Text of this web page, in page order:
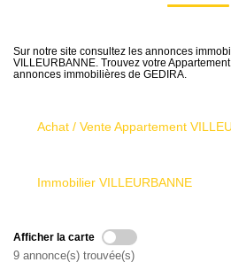
Syndic De
NOTRE
Sur notre site consultez les annonces
VILLEURBANNE. Trouvez votre
annonces immobilières de GEDIRA.
Achat / Vente Appartement
Immobilier VILLEURBANNE
Afficher la carte
9 annonce(s) trouvée(s)